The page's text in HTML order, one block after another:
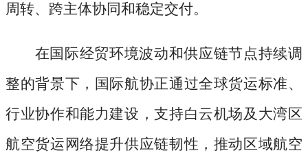
周转、跨主体协同和稳定交付。
在国际经贸环境波动和供应链节点持续调
整的背景下，国际航协正通过全球货运标准、
行业协作和能力建设，支持白云机场及大湾区
航空货运网络提升供应链韧性，推动区域航空